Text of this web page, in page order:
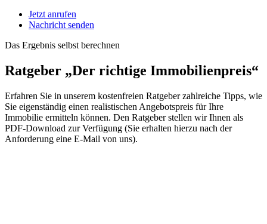
Jetzt anrufen
Nachricht senden
Das Ergebnis selbst berechnen
Ratgeber „Der richtige Immobilienpreis“
Erfahren Sie in unserem kostenfreien Ratgeber zahlreiche Tipps, wie
Sie eigenständig einen realistischen Angebotspreis für Ihre
Immobilie ermitteln können. Den Ratgeber stellen wir Ihnen als
PDF-Download zur Verfügung (Sie erhalten hierzu nach der
Anforderung eine E-Mail von uns).